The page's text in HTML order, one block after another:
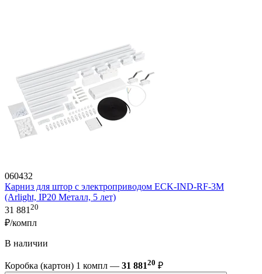
060432
Карниз для штор с электроприводом ECK-IND-RF-3M
(Arlight, IP20 Металл, 5 лет)
31 88120
₽/компл
В наличии
Коробка (картон) 1 компл — 31 88120 ₽